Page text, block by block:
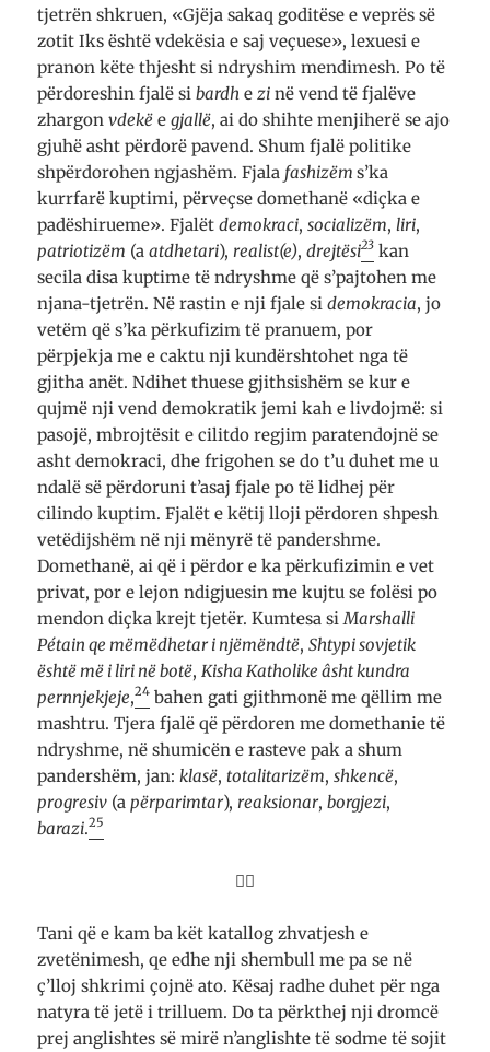
tjetrën shkruen, «Gjëja sakaq goditëse e veprës së
zotit Iks është vdekësia e saj veçuese», lexuesi e
pranon këte thjesht si ndryshim mendimesh. Po të
përdoreshin fjalë sibardh e zi në vend të fjalëve
zhargonvdekë egjallë, ai do shihte menjiherë se ajo
gjuhë asht përdorë pavend. Shum fjalë politike
shpërdorohen ngjashëm. Fjala fashizëms’ka
kurrfarë kuptimi, përveçse domethanë «diçka e
padëshirueme». Fjalëtdemokraci,socializëm,liri,
patriotizëm (aatdhetari), realist(e),drejtësi23 kan
secila disa kuptime të ndryshme që s’pajtohen me
njana-tjetrën. Në rastin e nji fjale sidemokracia, jo
vetëm që s’ka përkufizim të pranuem, por
përpjekja me e caktu nji kundërshtohet nga të
gjitha anët. Ndihet thuese gjithsishëm se kur e
qujmë nji vend demokratik jemi kah e livdojmë: si
pasojë, mbrojtësit e cilitdo regjim paratendojnë se
asht demokraci, dhe frigohen se do t’u duhet me u
ndalë së përdoruni t’asaj fjale po të lidhej për
cilindo kuptim. Fjalët e këtij lloji përdoren shpesh
vetëdijshëm në nji mënyrë të pandershme.
Domethanë, ai që i përdor e ka përkufizimin e vet
privat, por e lejon ndigjuesin me kujtu se folësi po
mendon diçka krejt tjetër. Kumtesa si Marshalli
Pétain qe mëmëdhetar i njëmëndtë,Shtypi sovjetik
është më i liri në botë, Kisha Katholike âsht kundra
pernnjekjeje,24 bahen gati gjithmonë me qëllim me
mashtru. Tjera fjalë që përdoren me domethanie të
ndryshme, në shumicën e rasteve pak a shum
pandershëm, jan: klasë,totalitarizëm,shkencë,
progresiv (a përparimtar), reaksionar,borgjezi,
barazi.25

Tani që e kam ba kët katallog zhvatjesh e
zvetënimesh, qe edhe nji shembull me pa se në
ç’lloj shkrimi çojnë ato. Kësaj radhe duhet për nga
natyra të jetë i trilluem. Do ta përkthej nji dromcë
prej anglishtes së mirë n’anglishte të sodme të sojit